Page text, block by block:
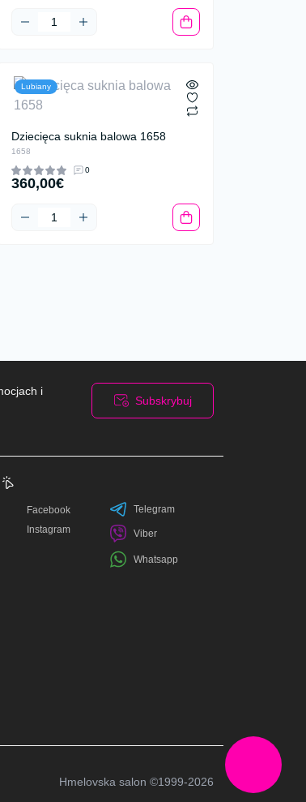
Lubiany
Dziecięca suknia balowa 1658
1658
0
360,00€
i
Subskrybuj
Facebook
Instagram
Telegram
Viber
Whatsapp
Hmelovska salon ©1999-2026